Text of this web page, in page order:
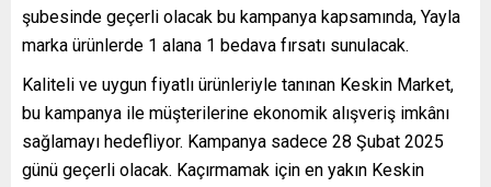
şubesinde geçerli olacak bu kampanya kapsamında, Yayla
marka ürünlerde 1 alana 1 bedava fırsatı sunulacak.
Kaliteli ve uygun fiyatlı ürünleriyle tanınan Keskin Market,
bu kampanya ile müşterilerine ekonomik alışveriş imkânı
sağlamayı hedefliyor. Kampanya sadece 28 Şubat 2025
günü geçerli olacak. Kaçırmamak için en yakın Keskin